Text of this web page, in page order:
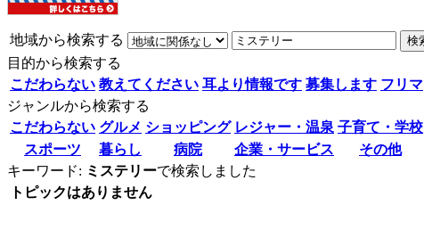
地域から検索する
目的から検索する
こだわらない 教えてください 耳より情報です 募集します フリマ
ジャンルから検索する
こだわらない グルメ ショッピング レジャー・温泉 子育て・学校
スポーツ
暮らし 病院 企業・サービス
その他
キーワード: ミステリーで検索しました
トピックはありません